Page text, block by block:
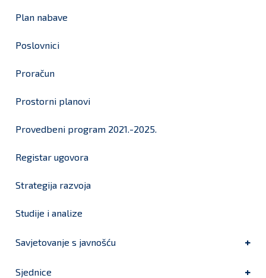
Plan nabave
Poslovnici
Proračun
Prostorni planovi
Provedbeni program 2021.-2025.
Registar ugovora
Strategija razvoja
Studije i analize
Savjetovanje s javnošću
Sjednice